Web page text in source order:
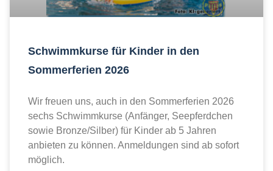
Schwimmkurse für Kinder in den
Sommerferien 2026
Wir freuen uns, auch in den Sommerferien 2026
sechs Schwimmkurse (Anfänger, Seepferdchen
sowie Bronze/Silber) für Kinder ab 5 Jahren
anbieten zu können. Anmeldungen sind ab sofort
möglich.